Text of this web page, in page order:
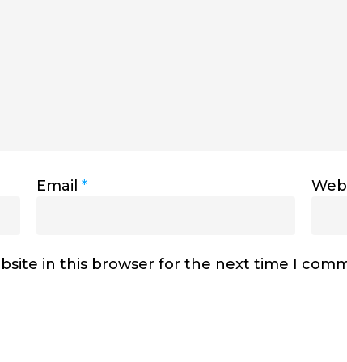
Email *
in this browser for the next time I